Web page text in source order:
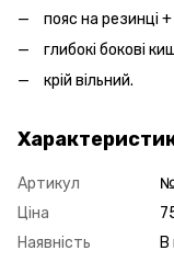
пояс на резинці
глибокі бокові
крій вільний.
Артикул
№
Ціна
Наявність
В